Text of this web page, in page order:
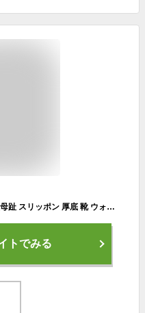
[mbolus] スニーカー レディース 外反母趾 スリッポン 厚底 靴 ウォーキングシューズ 軽量 軽い コンフォートシューズ 幅広 痛くない 歩きやすい 滑り止め 衝撃吸収 クッションインソール 履きやすい
トでみる